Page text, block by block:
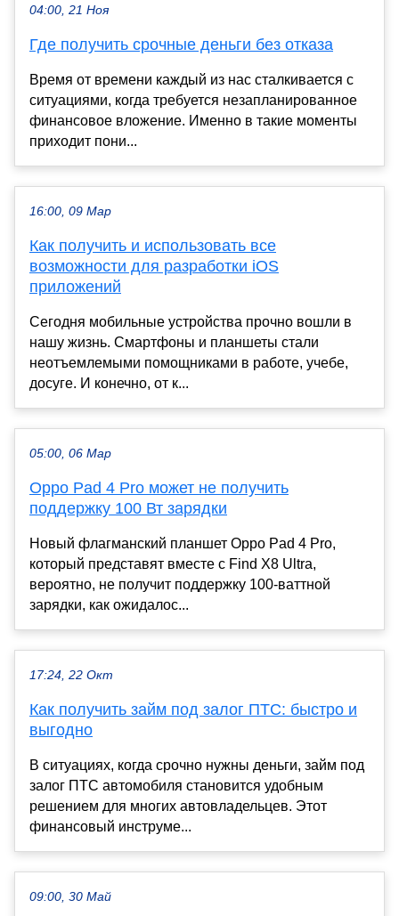
04:00, 21 Ноя
Где получить срочные деньги без отказа
Время от времени каждый из нас сталкивается с
ситуациями, когда требуется незапланированное
финансовое вложение. Именно в такие моменты
приходит пони...
16:00, 09 Мар
Как получить и использовать все
возможности для разработки iOS
приложений
Сегодня мобильные устройства прочно вошли в
нашу жизнь. Смартфоны и планшеты стали
неотъемлемыми помощниками в работе, учебе,
досуге. И конечно, от к...
05:00, 06 Мар
Oppo Pad 4 Pro может не получить
поддержку 100 Вт зарядки
Новый флагманский планшет Oppo Pad 4 Pro,
который представят вместе с Find X8 Ultra,
вероятно, не получит поддержку 100-ваттной
зарядки, как ожидалос...
17:24, 22 Окт
Как получить займ под залог ПТС: быстро и
выгодно
В ситуациях, когда срочно нужны деньги, займ под
залог ПТС автомобиля становится удобным
решением для многих автовладельцев. Этот
финансовый инструме...
09:00, 30 Май